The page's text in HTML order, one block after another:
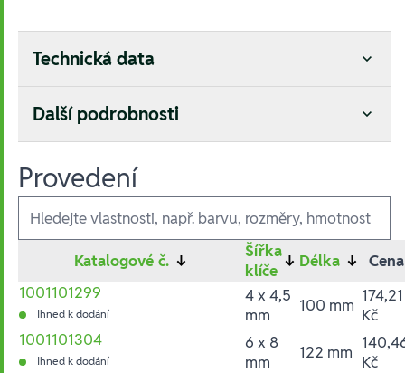
Technická data
Další podrobnosti
Provedení
Ausführungen
Katalogové č. ↓
Šířka
klíče ↓ Délka ↓
Cena
1001101299
Ihned k dodání
4 x 4,5
mm
100 mm 174,21
Kč
1001101304
Ihned k dodání
6 x 8
mm
122 mm Kč